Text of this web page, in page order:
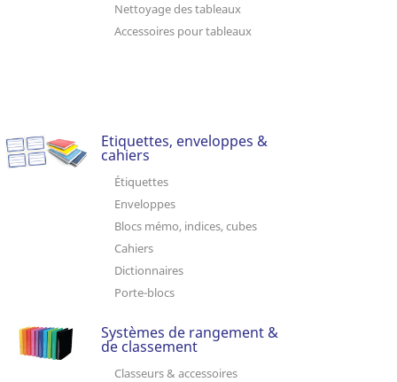
Nettoyage des tableaux
Accessoires pour tableaux
Etiquettes, enveloppes &
cahiers
Étiquettes
Enveloppes
Blocs mémo, indices, cubes
Cahiers
Dictionnaires
Porte-blocs
Systèmes de rangement &
de classement
Classeurs & accessoires